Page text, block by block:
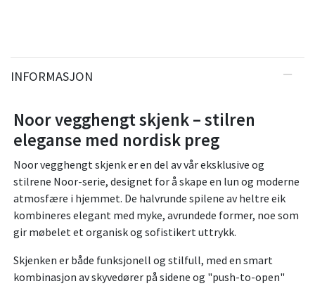
INFORMASJON
Noor vegghengt skjenk – stilren
eleganse med nordisk preg
Noor vegghengt skjenk er en del av vår eksklusive og
stilrene Noor-serie, designet for å skape en lun og moderne
atmosfære i hjemmet. De halvrunde spilene av heltre eik
kombineres elegant med myke, avrundede former, noe som
gir møbelet et organisk og sofistikert uttrykk.
Skjenken er både funksjonell og stilfull, med en smart
kombinasjon av skyvedører på sidene og "push-to-open"